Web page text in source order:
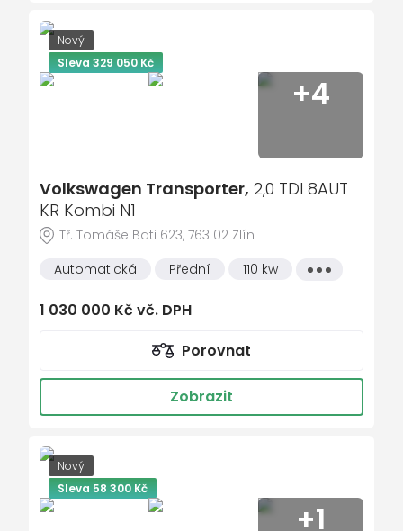
malý kožený paket
sportovní sedadla
Asistent rozjezdu do kopce
El. sklopná zrcátka
Bluetooth
El. ovládané 5. dveře
Start-stop systém
lane assist - asistent kontroly jízdy v
parkovací kamera
USB
Nový
Sleva 329 050 Kč
+4
Volkswagen Transporter, 2,0 TDI 8AUT
KR Kombi N1
Tř. Tomáše Bati 623, 763 02 Zlín
Automatická
Přední 110 kw
Všechny
1 030 000 Kč vč. DPH
Porovnat
Zobrazit
Nový
Sleva 58 300 Kč
+1